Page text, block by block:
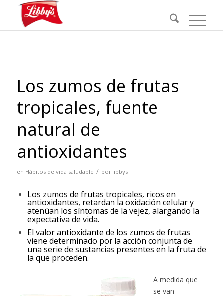
Los zumos de frutas
tropicales, fuente
natural de
antioxidantes
en Hábitos de vida saludable / por libbys
Los zumos de frutas tropicales, ricos en
antioxidantes, retardan la oxidación celular y
atenúan los síntomas de la vejez, alargando la
expectativa de vida.
El valor antioxidante de los zumos de frutas
viene determinado por la acción conjunta de
una serie de sustancias presentes en la fruta de
la que proceden.
A medida que
se van